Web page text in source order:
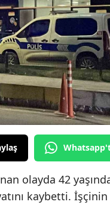
olayda 42
kaybetti.